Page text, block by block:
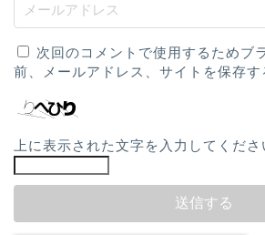
次回のコメントで使用するためブ
前、メールアドレス、サイトを保存す
上に表示された文字を入力してくださ